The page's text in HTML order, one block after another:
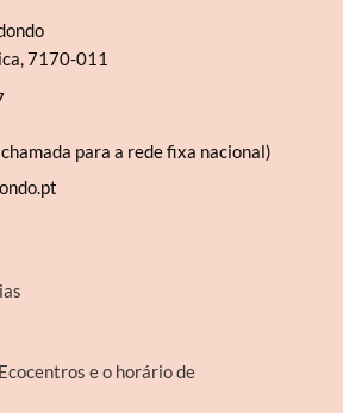
7170-011
para a rede fixa nacional)
e o horário de